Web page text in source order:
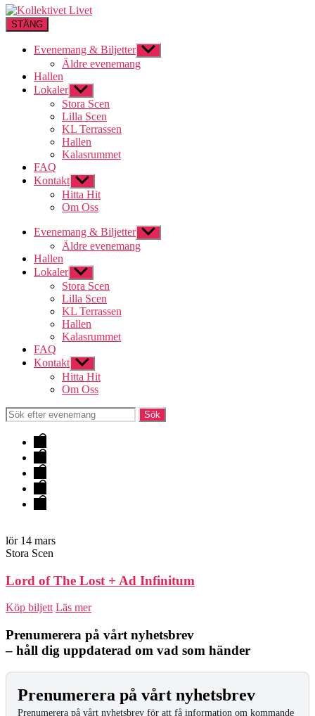
STÄNG
Evenemang & Biljetter Visa
undermeny
Äldre evenemang
Hallen
Lokaler Visa
undermeny
Stora Scen
Lilla Scen
KL Terrassen
Hallen
Kalasrummet
FAQ
Kontakt Visa
undermeny
Hitta Hit
Om Oss
Evenemang & Biljetter Visa
undermeny
Äldre evenemang
Hallen
Lokaler Visa
undermeny
Stora Scen
Lilla Scen
KL Terrassen
Hallen
Kalasrummet
FAQ
Kontakt Visa
undermeny
Hitta Hit
Om Oss
Evenemang
&
Biljetter
Hallen
Lokaler
FAQ
Kontakt
lör 14 mars
Stora Scen
Lord of The Lost + Ad Infinitum
Köp biljett Läs mer
Prenumerera på vårt nyhetsbrev
– håll dig uppdaterad om vad som händer
Prenumerera på vårt nyhetsbrev
Prenumerera på vårt nyhetsbrev för att få information om kommande